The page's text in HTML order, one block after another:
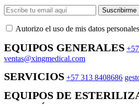
Suscribirme
Autorizo ​​el uso de mis datos
EQUIPOS GENERALES
ventas@xingmedical.com
SERVICIOS +57 313 8408686
EQUIPOS DE